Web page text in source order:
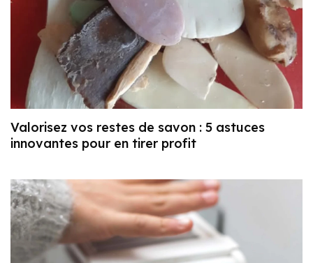
Valorisez vos restes de savon : 5 astuces
innovantes pour en tirer profit